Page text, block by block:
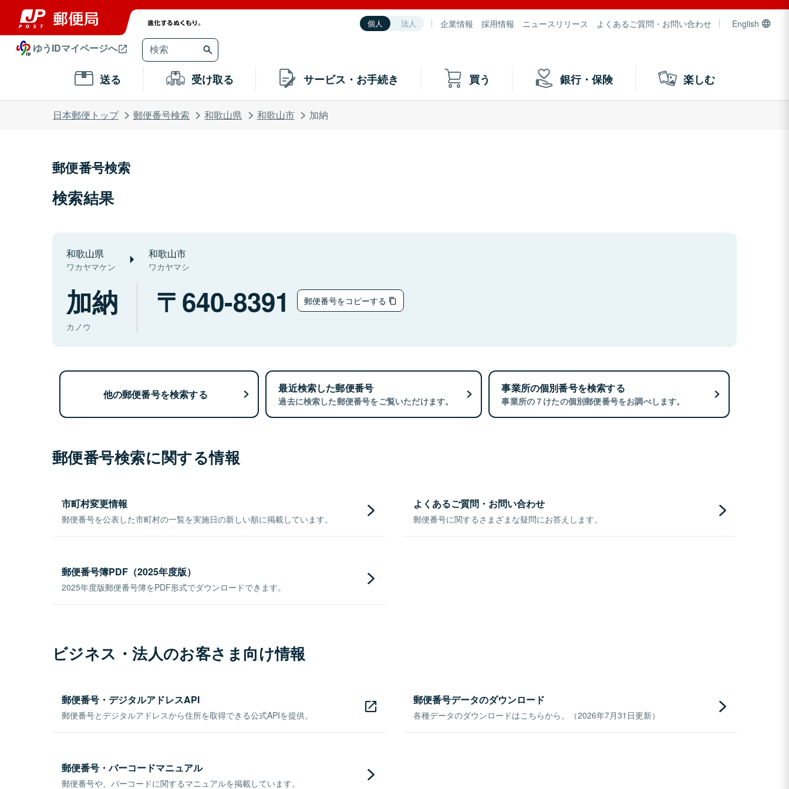
個人 法人 企業情報 採用情報 ニュースリリース よくあるご質問・お問い合わせ English
ゆうIDマイページへ
送る 受け取る サービス・お手続き 買う 銀行・保険 楽しむ
日本郵便トップ 郵便番号検索 和歌山県 和歌山市 加納
郵便番号検索
検索結果
和歌山県
ワカヤマケン
和歌山市
ワカヤマシ
加納
カノウ
640-8391 郵便番号をコピーする
他の郵便番号を検索する 最近検索した郵便番号
過去に検索した郵便番号をご覧いただけます。
事業所の個別番号を検索する
事業所の７けたの個別郵便番号をお調べします。
郵便番号検索に関する情報
市町村変更情報
郵便番号を公表した市町村の一覧を実施日の新しい順に掲載しています。
よくあるご質問・お問い合わせ
郵便番号に関するさまざまな疑問にお答えします。
郵便番号簿PDF（2025年度版）
2025年度版郵便番号簿をPDF形式でダウンロードできます。
ビジネス・法人のお客さま向け情報
郵便番号・デジタルアドレスAPI
郵便番号とデジタルアドレスから住所を取得できる公式APIを提供。
郵便番号データのダウンロード
各種データのダウンロードはこちらから。（2026年7月31日更新）
郵便番号・バーコードマニュアル
郵便番号や、バーコードに関するマニュアルを掲載しています。